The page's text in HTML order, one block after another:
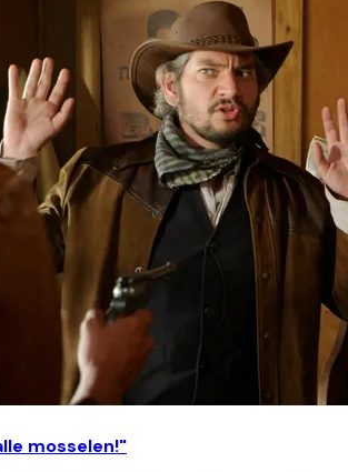
mosselen!"